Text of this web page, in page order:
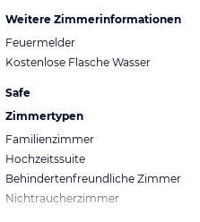
Weitere Zimmerinformationen
Feuermelder
Kostenlose Flasche Wasser
Safe
Zimmertypen
Familienzimmer
Hochzeitssuite
Behindertenfreundliche Zimmer
Nichtraucherzimmer